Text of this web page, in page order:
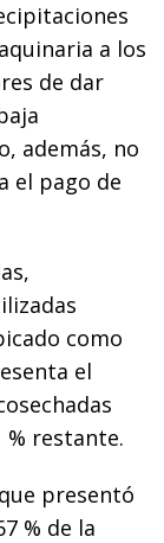
a los
de dar
además, no
el pago de
como
el
% restante.
presentó
% de la